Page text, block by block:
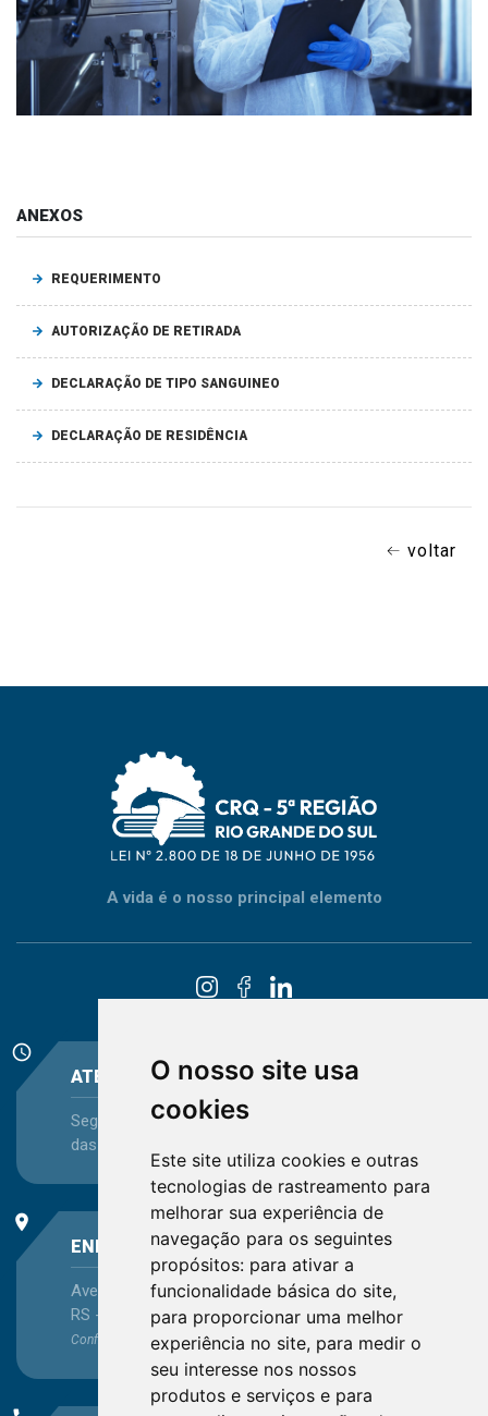
O nosso site usa
cookies
Este site utiliza cookies e outras
tecnologias de rastreamento para
melhorar sua experiência de
navegação para os seguintes
propósitos: para ativar a
funcionalidade básica do site,
para proporcionar uma melhor
experiência no site, para medir o
seu interesse nos nossos
produtos e serviços e para
ANEXOS
REQUERIMENTO
AUTORIZAÇÃO DE RETIRADA
DECLARAÇÃO DE TIPO SANGUINEO
DECLARAÇÃO DE RESIDÊNCIA
voltar
A vida é o nosso principal elemento
schedule
ATENDIMENTO
Segunda-feira a Sexta-feira - das 08:30 às 12:15 e
das 13:30 às 16:45
place
ENDEREÇO
Avenida Itaqui, 45, Bairro Petrópolis, Porto Alegre -
RS - CEP 90460-140
Confira as demaislocalizações no Estado